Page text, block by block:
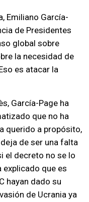
Emiliano García-
de Presidentes
global sobre
la necesidad de
es atacar la
García-Page ha
que no ha
querido a propósito,
de ser una falta
el decreto no se lo
explicado que es
hayan dado su
de Ucrania ya